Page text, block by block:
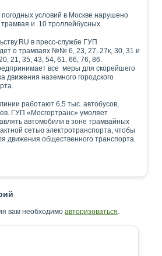
условий в Москве нарушено
и 10 троллейбусных
в пресс-службе ГУП
о трамваях №№ 6, 23, 27, 27к, 30, 31 и
21, 35, 43, 54, 61, 66, 76, 86.
все меры для скорейшего
движения наземного городского
работают 6,5 тыс. автобусов,
ГУП «Мосгортранс» умоляет
автомобили в зоне трамвайных
сетью электротранспорта, чтобы
движения общественного транспорта.
вам необходимо авторизоваться.